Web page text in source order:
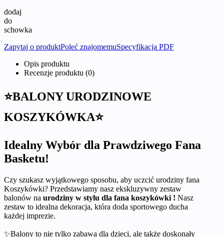
dodaj
do
schowka
Zapytaj o produktPoleć znajomemuSpecyfikacja PDF
Opis produktu
Recenzje produktu (0)
⭐BALONY URODZINOWE
KOSZYKÓWKA⭐
Idealny Wybór dla Prawdziwego Fana
Basketu!
Czy szukasz wyjątkowego sposobu, aby uczcić urodziny fana
Koszykówki? Przedstawiamy nasz ekskluzywny zestaw
balonów na urodziny w stylu dla fana koszykówki ! Nasz
zestaw to idealna dekoracja, która doda sportowego ducha
każdej imprezie.
✨Balony to nie tylko zabawa dla dzieci, ale także doskonały